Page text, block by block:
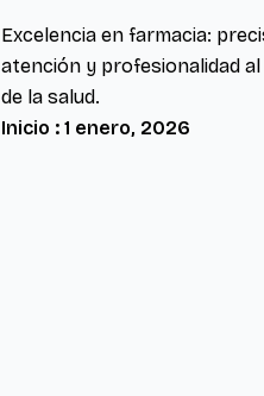
Excelencia en farmacia:
atención y profesionalidad
de la salud.
Inicio : 1 enero, 2026